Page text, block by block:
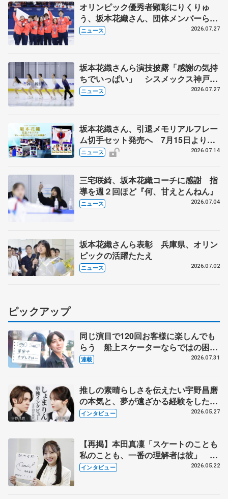
オリンピック優秀者顕彰にりくりゅ
う、坂本花織さん、団体メンバーら
8月7日に文科省が表彰式、ブルーノ・
ニュース 2026.07.27
坂本花織さんら演技披露「感謝の気持
ちでいっぱい」 シスメックス神戸ア
イスキャンパス開場1周年イベント
ニュース 2026.07.27
坂本花織さん、引退メモリアルフレー
ム切手セット発売へ 7月15日より申
込受付開始
ニュース 2026.07.14
三宅咲綺、坂本花織コーチに感謝 指
導を週２回ほど『何、甘えとんねん』
ニュース 2026.07.04
坂本花織さんら表彰 兵庫県、オリン
ピックの活躍たたえ
ニュース 2026.07.02
ピックアップ
同じ演目で120回お客様に楽しんでも
らう 船上スケーターならではの困難
とは 影響あったPIW前キャプテン松
連載 2026.07.31
推しの素晴らしさを伝えたい宇野昌磨
の本気と、夢が遠ざかる経験をした本
田真凜の覚悟
インタビュー 2026.05.27
【再掲】本田真凜「スケートのことも
私のことも、一番の理解者は彼」 引
退時の単独インタビューで語った競技
インタビュー 2026.05.22